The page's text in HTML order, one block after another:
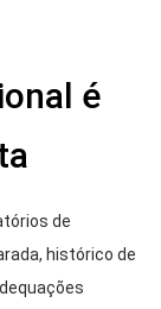
é
de
histórico de